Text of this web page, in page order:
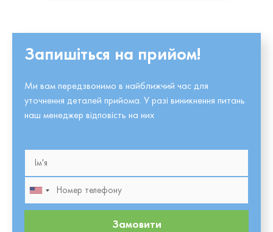
Запишіться на прийом!
Ми вам передзвонимо в найближчий час для
уточнення деталей прийома. У разі виникнення питань
наш менеджер відповість на них
Замовити